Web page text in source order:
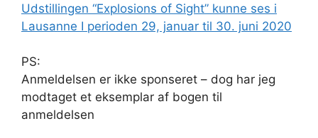
Udstillingen “Explosions of Sight” kunne ses i
Lausanne I perioden 29, januar til 30. juni 2020
PS:
Anmeldelsen er ikke sponseret – dog har jeg
modtaget et eksemplar af bogen til
anmeldelsen